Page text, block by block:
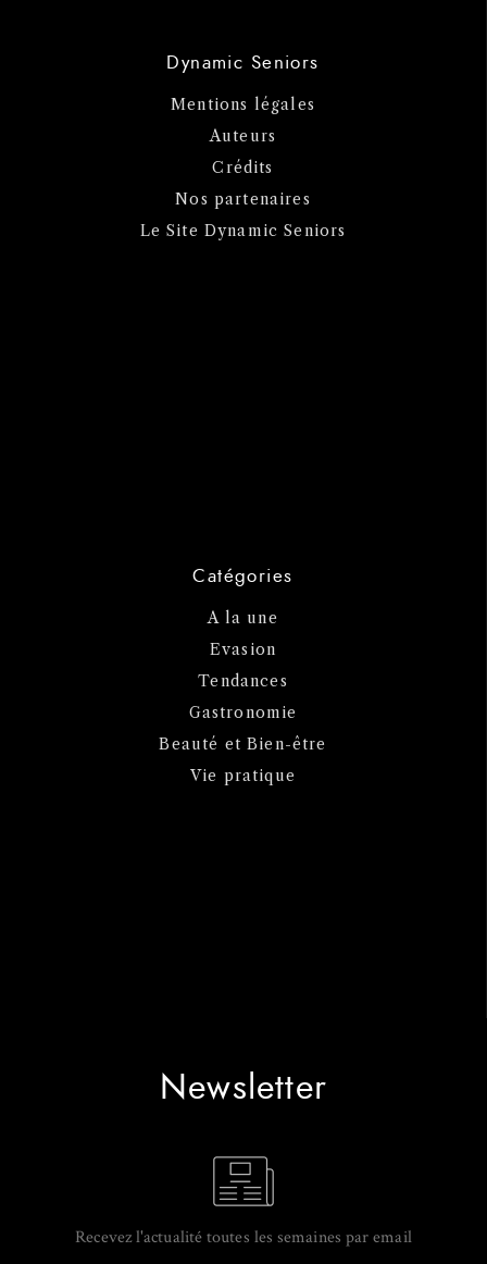
Dynamic Seniors
Mentions légales
Auteurs
Crédits
Nos partenaires
Le Site Dynamic Seniors
Catégories
A la une
Evasion
Tendances
Gastronomie
Beauté et Bien-être
Vie pratique
Newsletter
Recevez l'actualité toutes les semaines par email